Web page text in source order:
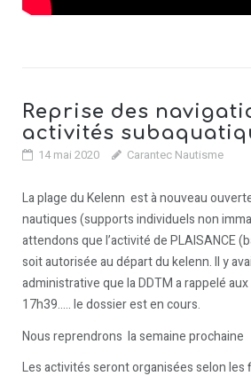
Reprise des
activités
14 mai 2020 Carantec Nautisme
La plage du Kelenn est à nouveau
nautiques (supports individuels non
attendons que l’activité de PLAISANCE
soit autorisée au départ du kelenn. Il y
administrative que la DDTM a rappelé
17h39….. le dossier est en cours.
Nous reprendrons la semaine prochaine
Les activités seront organisées selon les